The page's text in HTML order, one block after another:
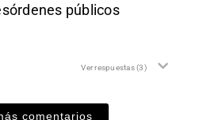
públicos
Ver respuestas(3)
comentarios